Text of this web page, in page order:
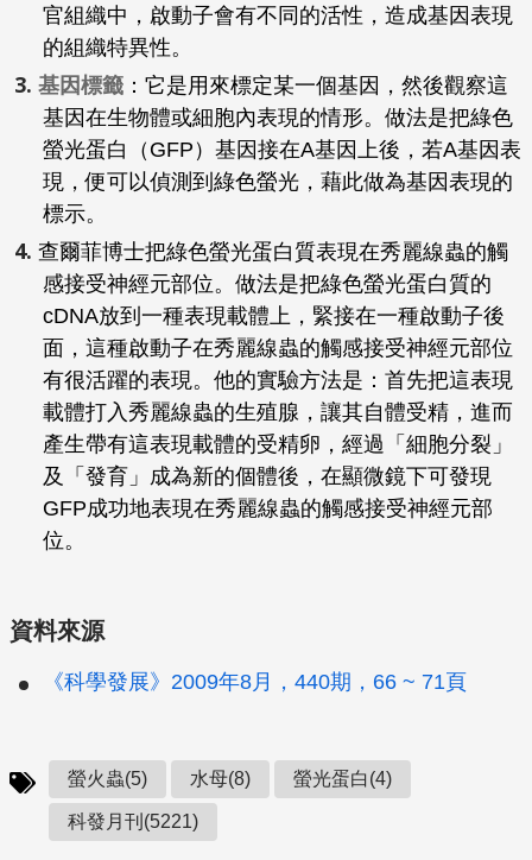
官組織中，啟動子會有不同的活性，造成基因表現
的組織特異性。
基因標籤 ：它是用來標定某一個基因，然後觀察這
基因在生物體或細胞內表現的情形。做法是把綠色
螢光蛋白（GFP）基因接在A基因上後，若A基因表
現，便可以偵測到綠色螢光，藉此做為基因表現的
標示。
查爾菲博士把綠色螢光蛋白質表現在秀麗線蟲的觸
感接受神經元部位。做法是把綠色螢光蛋白質的
cDNA放到一種表現載體上，緊接在一種啟動子後
面，這種啟動子在秀麗線蟲的觸感接受神經元部位
有很活躍的表現。他的實驗方法是：首先把這表現
載體打入秀麗線蟲的生殖腺，讓其自體受精，進而
產生帶有這表現載體的受精卵，經過「細胞分裂」
及「發育」成為新的個體後，在顯微鏡下可發現
GFP成功地表現在秀麗線蟲的觸感接受神經元部
位。
資料來源
《科學發展》2009年8月，440期，66 ~ 71頁
螢火蟲(5) 水母(8) 螢光蛋白(4)
科發月刊(5221)